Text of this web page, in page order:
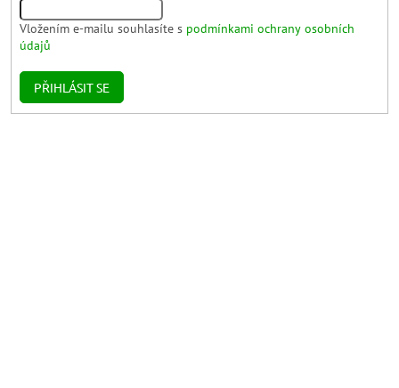
Vložením e-mailu souhlasíte s podmínkami ochrany osobních
údajů
PŘIHLÁSIT SE